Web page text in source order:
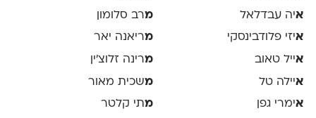
איה עבדלאל
איזי פלודבינסקי
אייל טאוב
איילה טל
אימרי גפן
מרב סלומון
מריאנה יאר
מרינה זלוצ׳ין
משכית מאור
מתי קלטר